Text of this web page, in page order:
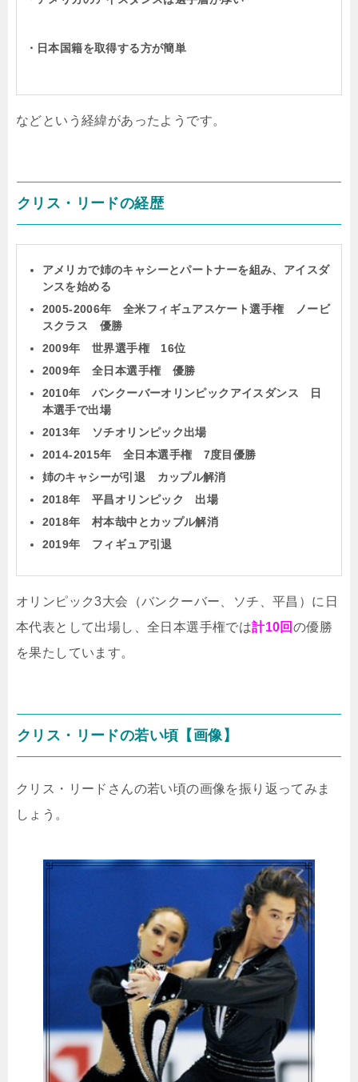
・日本国籍を取得する方が簡単
などという経緯があったようです。
クリス・リードの経歴
アメリカで姉のキャシーとパートナーを組み、アイスダ
ンスを始める
2005-2006年 全米フィギュアスケート選手権 ノービ
スクラス 優勝
2009年 世界選手権 16位
2009年 全日本選手権 優勝
2010年 バンクーバーオリンピックアイスダンス 日
本選手で出場
2013年 ソチオリンピック出場
2014-2015年 全日本選手権 7度目優勝
姉のキャシーが引退 カップル解消
2018年 平昌オリンピック 出場
2018年 村本哉中とカップル解消
2019年 フィギュア引退
オリンピック3大会（バンクーバー、ソチ、平昌）に日
本代表として出場し、全日本選手権では計10回 の優勝
を果たしています。
クリス・リードの若い頃【画像】
クリス・リードさんの若い頃の画像を振り返ってみま
しょう。